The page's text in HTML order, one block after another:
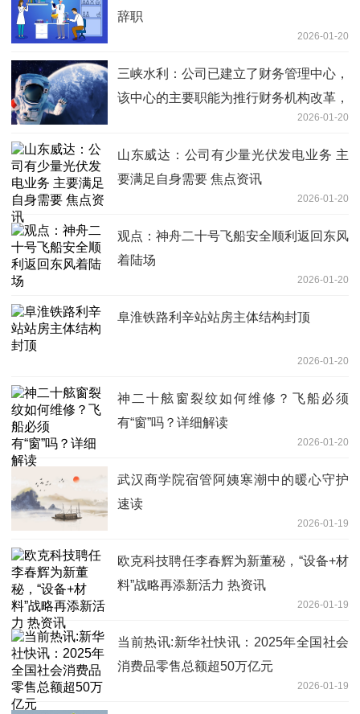
辞职
2026-01-20
三峡水利：公司已建立了财务管理中心，
该中心的主要职能为推行财务机构改革，
实现财务人员集约化管理，提高财务管控
效能，支持公司规模化发展_今日热闻
2026-01-20
山东威达：公司有少量光伏发电业务 主
要满足自身需要 焦点资讯
2026-01-20
观点：神舟二十号飞船安全顺利返回东风
着陆场
2026-01-20
阜淮铁路利辛站站房主体结构封顶
2026-01-20
神二十舷窗裂纹如何维修？飞船必须
有“窗”吗？详细解读
2026-01-20
武汉商学院宿管阿姨寒潮中的暖心守护
速读
2026-01-19
欧克科技聘任李春辉为新董秘，“设备+材
料”战略再添新活力 热资讯
2026-01-19
当前热讯:新华社快讯：2025年全国社会
消费品零售总额超50万亿元
2026-01-19